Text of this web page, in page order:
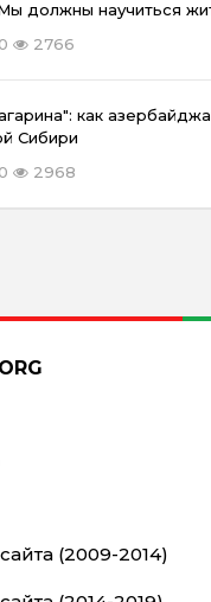
должны научиться
2766
как
Сибири
2968
(2009-2014)